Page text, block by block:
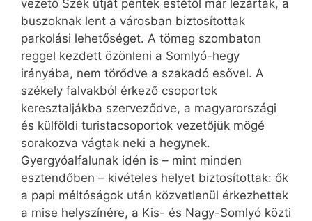
vezető Szék útját péntek estétől már lezárták, a
buszoknak lent a városban biztosítottak
parkolási lehetőséget. A tömeg szombaton
reggel kezdett özönleni a Somlyó-hegy
irányába, nem törődve a szakadó esővel. A
székely falvakból érkező csoportok
keresztaljákba szerveződve, a magyarországi
és külföldi turistacsoportok vezetőjük mögé
sorakozva vágtak neki a hegynek.
Gyergyóalfalunak idén is – mint minden
esztendőben – kivételes helyet biztosítottak: ők
a papi méltóságok után közvetlenül érkezhettek
a mise helyszínére, a Kis- és Nagy-Somlyó közti